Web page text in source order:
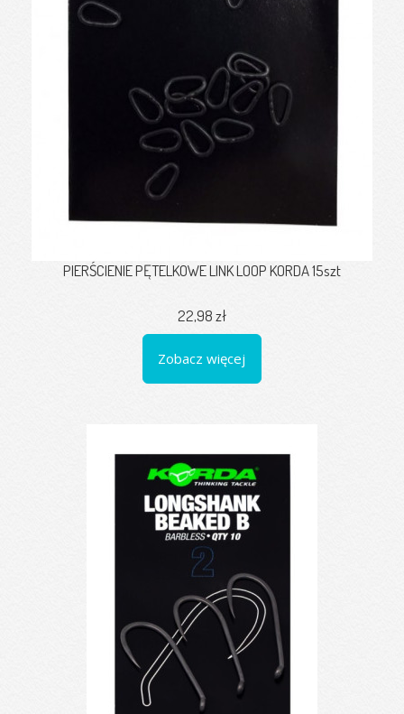
PIERŚCIENIE PĘTELKOWE LINK LOOP KORDA 15szt
22,98 zł
Zobacz więcej